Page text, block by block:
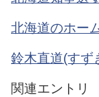
北海道のホー
鈴木直道(すず
関連エントリ